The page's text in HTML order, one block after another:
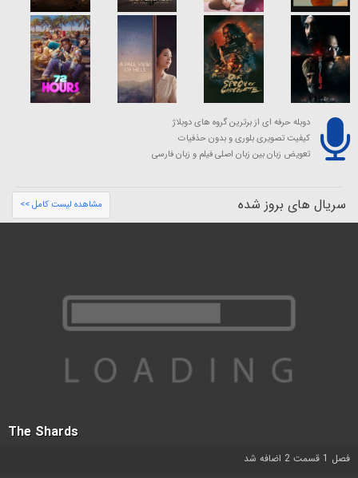
دوبله حرفه ای از برترین گروه های دوبلاژ
کیفیت تصویری بلوری و بدون حذفیات
تعویض زبان بین زبان اصلی فیلم و زبان فارسی
سریال های بروز شده مشاهده لیست کامل >>
The Shards
فصل 1 قسمت 2 اضافه شد